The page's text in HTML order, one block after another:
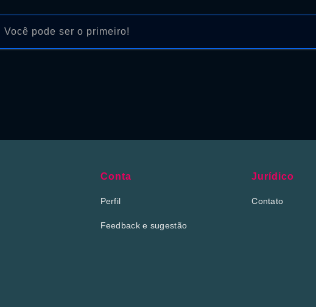
pode ser o primeiro!
Conta
Perfil
Feedback e sugestão
Jurídico
Contato